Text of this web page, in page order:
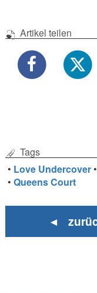
Artikel teilen
Tags
• Love Undercover •
•Queens Court
◄